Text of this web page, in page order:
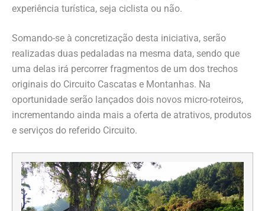
experiência turística, seja ciclista ou não.
Somando-se à concretização desta iniciativa, serão
realizadas duas pedaladas na mesma data, sendo que
uma delas irá percorrer fragmentos de um dos trechos
originais do Circuito Cascatas e Montanhas. Na
oportunidade serão lançados dois novos micro-roteiros,
incrementando ainda mais a oferta de atrativos, produtos
e serviços do referido Circuito.